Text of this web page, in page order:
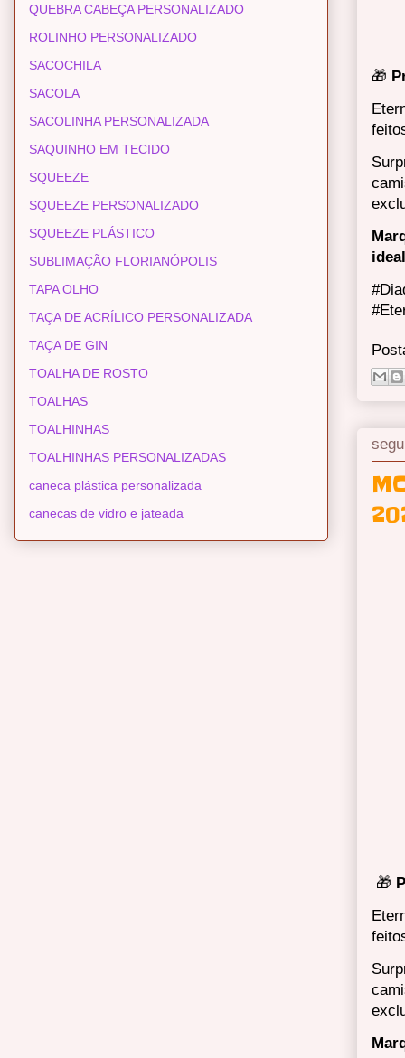
🎁
🎁
QUEBRA CABEÇA PERSONALIZADO
ROLINHO PERSONALIZADO
SACOCHILA
SACOLA
SACOLINHA PERSONALIZADA
SAQUINHO EM TECIDO
SQUEEZE
SQUEEZE PERSONALIZADO
SQUEEZE PLÁSTICO
SUBLIMAÇÃO FLORIANÓPOLIS
TAPA OLHO
TAÇA DE ACRÍLICO PERSONALIZADA
TAÇA DE GIN
TOALHA DE ROSTO
TOALHAS
TOALHINHAS
TOALHINHAS PERSONALIZADAS
caneca plástica personalizada
canecas de vidro e jateada